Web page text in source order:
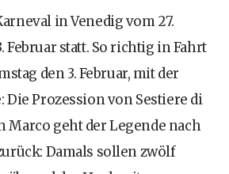
in Venedig vom 27.
Februar statt. So richtig in Fahrt
den 3. Februar, mit der
Die Prozession von Sestiere di
Marco geht der Legende nach
Damals sollen zwölf